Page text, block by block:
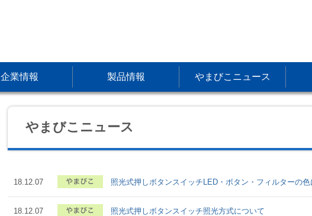
企業情報 製品情報 やまびこニュース
やまびこニュース
18.12.07 照光式押しボタンスイッチLED・ボタン・フィルターの
18.12.07 照光式押しボタンスイッチ照光方式について